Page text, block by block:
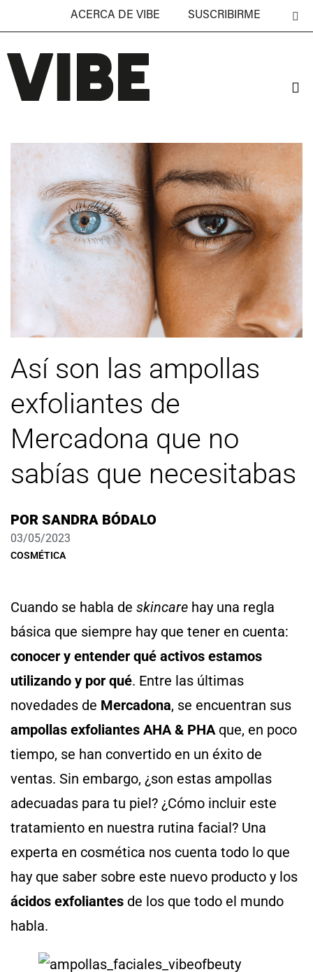
ACERCA DE VIBE SUSCRIBIRME
Así son las ampollas
exfoliantes de
Mercadona que no
sabías que necesitabas
POR SANDRA BÓDALO
03/05/2023
COSMÉTICA
Cuando se habla de skincare hay una regla
básica que siempre hay que tener en cuenta:
conocer y entender qué activos estamos
utilizando y por qué. Entre las últimas
novedades de Mercadona, se encuentran sus
ampollas exfoliantes AHA & PHAque, en poco
tiempo, se han convertido en un éxito de
ventas. Sin embargo, ¿son estas ampollas
adecuadas para tu piel? ¿Cómo incluir este
tratamiento en nuestra rutina facial? Una
experta en cosmética nos cuenta todo lo que
hay que saber sobre este nuevo producto y los
ácidos exfoliantes de los que todo el mundo
habla.